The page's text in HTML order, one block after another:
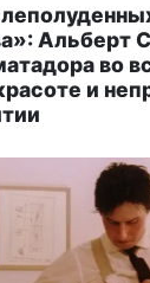
Альберт
во
и